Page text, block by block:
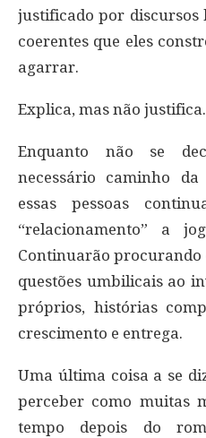
justificado por
coerentes que eles
agarrar.
Explica, mas não justifica.
Enquanto não se
necessário caminho
essas pessoas
“relacionamento” a
Continuarão procurando
questões umbilicais ao
próprios, histórias
crescimento e entrega.
Uma última coisa a se
perceber como muitas
tempo depois do